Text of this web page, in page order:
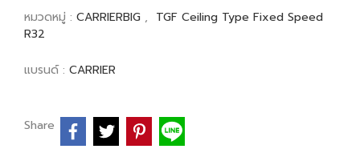
หมวดหมู่ : CARRIERBIG , TGF Ceiling Type Fixed Speed
R32
แบรนด์ : CARRIER
Share